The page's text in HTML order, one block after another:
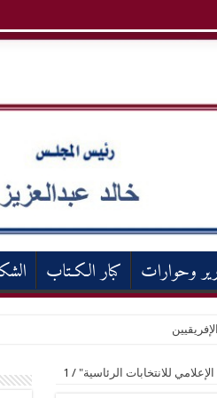
وحوارات كبار الكـتاب
للانتخابات الرئاسية" /
1